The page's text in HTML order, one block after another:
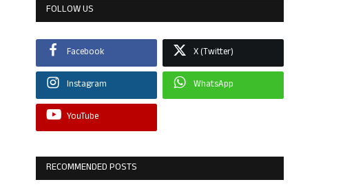
FOLLOW US
Facebook X (Twitter)
Instagram WhatsApp
YouTube
RECOMMENDED POSTS